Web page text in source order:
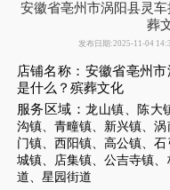
安徽省亳州市涡阳县灵
葬
发布日期:2025-11-04
店铺名称：安徽省亳州
是什么？殡葬文化
服务区域：龙山镇、陈大
沟镇、青疃镇、新兴镇、
门镇、西阳镇、高公镇、
城镇、店集镇、公吉寺镇
道、星园街道